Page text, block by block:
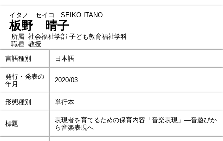
イタノ セイコ SEIKO ITANO
板野 晴子
所属 社会福祉学部 子ども教育福祉学科
職種 教授
言語種別
日本語
発行・発表の
年月
2020/03
形態種別 単行本
標題
表現者を育てるための保育内容「音楽表現」―音遊びか
ら音楽表現へ―